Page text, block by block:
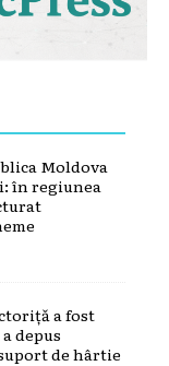
Moldova
în regiunea
a fost
depus
de hârtie